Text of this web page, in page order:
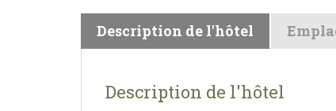
Description de l'hôtel
Description de l'hôtel